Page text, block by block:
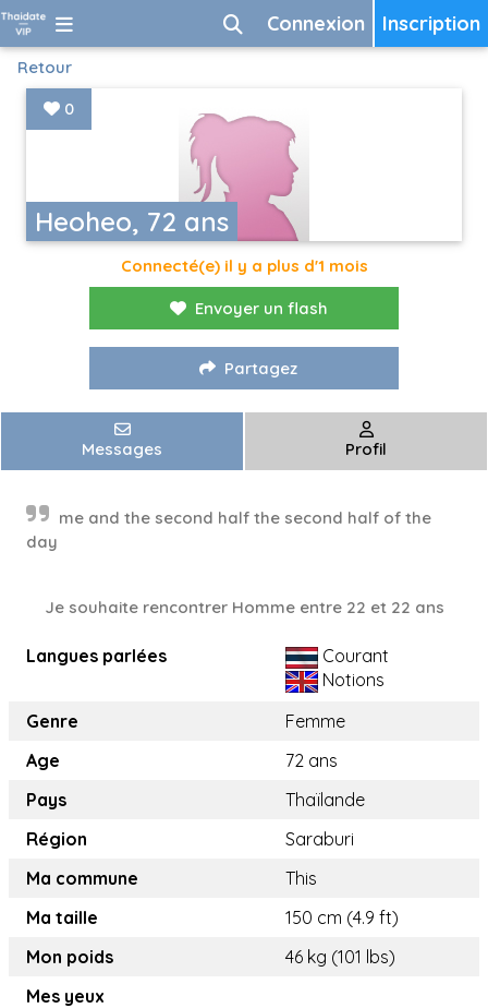
Inscription
Connexion
Retour
Heoheo, 72 ans
0
Connecté(e) il y a plus d'1 mois
Envoyer un flash
Partagez
Messages Profil
me and the second half the second half of the
day
Je souhaite rencontrer Homme entre 22 et 22 ans
Langues parlées
Courant
Notions
Genre
Femme
Age
72 ans
Pays
Thaïlande
Région
Saraburi
Ma commune
This
Ma taille
150 cm (4.9 ft)
Mon poids
46 kg (101 lbs)
Mes yeux